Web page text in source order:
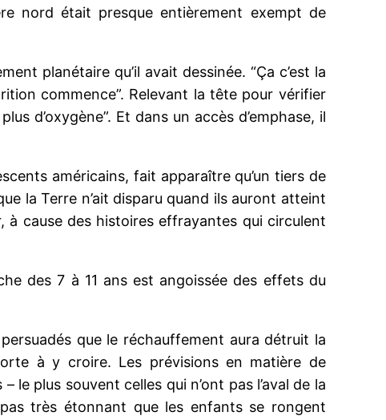
nord était presque entièrement exempt de
planétaire qu’il avait dessinée. “Ça c’est la
commence”. Relevant la tête pour vérifier
d’oxygène”. Et dans un accès d’emphase, il
américains, fait apparaître qu’un tiers de
la Terre n’ait disparu quand ils auront atteint
à cause des histoires effrayantes qui circulent
des 7 à 11 ans est angoissée des effets du
que le réchauffement aura détruit la
à y croire. Les prévisions en matière de
plus souvent celles qui n’ont pas l’aval de la
très étonnant que les enfants se rongent